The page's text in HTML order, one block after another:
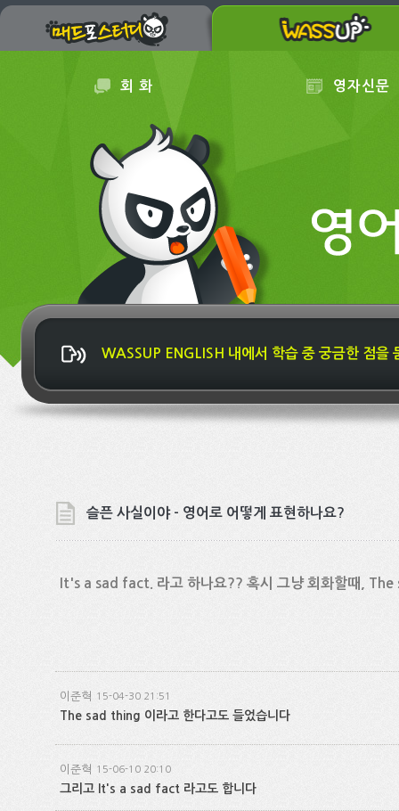
회 화 영자신문
WASSUP ENGLISH 내에서 학습 중 궁금한 점을
슬픈 사실이야 - 영어로 어떻게 표현하나요?
It's a sad fact. 라고 하나요?? 혹시 그냥 회화할때,
이준혁 15-04-30 21:51
The sad thing 이라고 한다고도 들었습니다
이준혁 15-06-10 20:10
그리고 It's a sad fact 라고도 합니다